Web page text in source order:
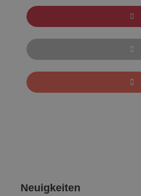
Neuigkeiten